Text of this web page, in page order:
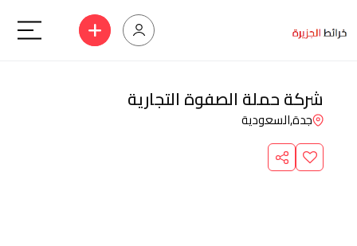
شركة حملة الصفوة التجارية
جدة,السعودية